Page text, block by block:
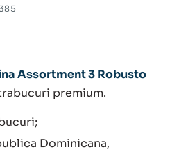
Assortment 3 Robusto
premium.
Dominicana,